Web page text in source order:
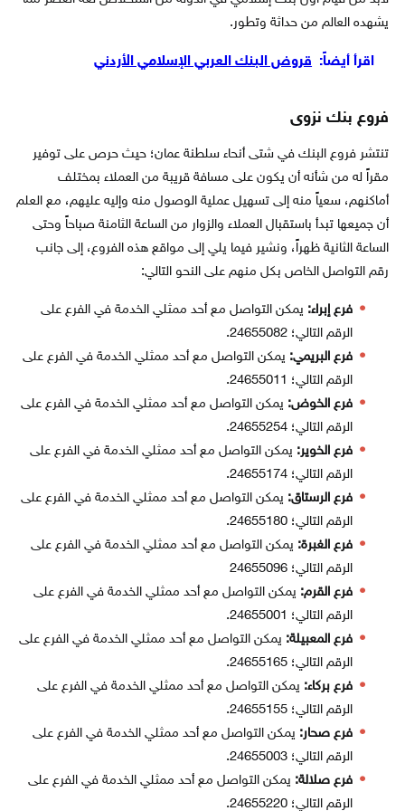
يشهده العالم من حداثة وتطور.
اقرأ أيضاً: قروض البنك العربي الإسلامي الأردني
فروع بنك نزوى
تنتشر فروع البنك في شتى أنحاء سلطنة عمان؛ حيث حرص على توفير
مقراً له من شأنه أن يكون على مسافة قريبة من العملاء بمختلف
أماكنهم، سعياً منه إلى تسهيل عملية الوصول منه وإليه عليهم، مع العلم
أن جميعها تبدأ باستقبال العملاء والزوار من الساعة الثامنة صباحاً وحتى
الساعة الثانية ظهراً، ونشير فيما يلي إلى مواقع هذه الفروع، إلى جانب
رقم التواصل الخاص بكل منهم على النحو التالي:
فرع إبراء: يمكن التواصل مع أحد ممثلي الخدمة في الفرع على
الرقم التالي؛ 24655082.
فرع البريمي: يمكن التواصل مع أحد ممثلي الخدمة في الفرع على
الرقم التالي؛ 24655011.
فرع الخوض: يمكن التواصل مع أحد ممثلي الخدمة في الفرع على
الرقم التالي؛ 24655254.
فرع الخوير: يمكن التواصل مع أحد ممثلي الخدمة في الفرع على
الرقم التالي؛ 24655174.
فرع الرستاق: يمكن التواصل مع أحد ممثلي الخدمة في الفرع على
الرقم التالي؛ 24655180.
فرع الغبرة: يمكن التواصل مع أحد ممثلي الخدمة في الفرع على
الرقم التالي؛ 24655096
فرع القرم: يمكن التواصل مع أحد ممثلي الخدمة في الفرع على
الرقم التالي؛ 24655001.
فرع المعبيلة: يمكن التواصل مع أحد ممثلي الخدمة في الفرع على
الرقم التالي؛ 24655165.
فرع بركاء: يمكن التواصل مع أحد ممثلي الخدمة في الفرع على
الرقم التالي؛ 24655155.
فرع صحار: يمكن التواصل مع أحد ممثلي الخدمة في الفرع على
الرقم التالي؛ 24655003.
فرع صلالة: يمكن التواصل مع أحد ممثلي الخدمة في الفرع على
الرقم التالي؛ 24655220.